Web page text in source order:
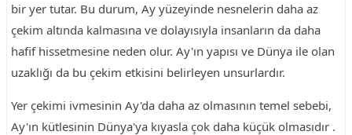
bir yer tutar. Bu durum, Ay yüzeyinde nesnelerin daha az
çekim altında kalmasına ve dolayısıyla insanların da daha
hafif hissetmesine neden olur. Ay'ın yapısı ve Dünya ile olan
uzaklığı da bu çekim etkisini belirleyen unsurlardır.
Yer çekimi ivmesinin Ay'da daha az olmasının temel sebebi,
Ay'ın kütlesinin Dünya'ya kıyasla çok daha küçük olmasıdır .